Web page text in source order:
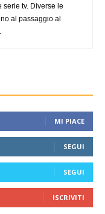
tv. Diverse le
al passaggio al
MI PIACE
SEGUI
SEGUI
ISCRIVITI